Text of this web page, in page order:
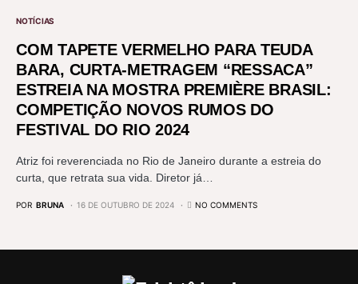
NOTÍCIAS
COM TAPETE VERMELHO PARA TEUDA
BARA, CURTA-METRAGEM “RESSACA”
ESTREIA NA MOSTRA PREMIÈRE BRASIL:
COMPETIÇÃO NOVOS RUMOS DO
FESTIVAL DO RIO 2024
Atriz foi reverenciada no Rio de Janeiro durante a estreia do
curta, que retrata sua vida. Diretor já…
POR BRUNA 16 DE OUTUBRO DE 2024 NO COMMENTS